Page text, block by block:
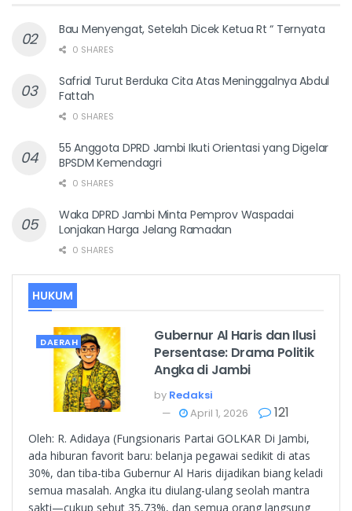
Bau Menyengat, Setelah Dicek Ketua Rt “ Ternyata
0 SHARES
Safrial Turut Berduka Cita Atas Meninggalnya Abdul
Fattah
0 SHARES
55 Anggota DPRD Jambi Ikuti Orientasi yang Digelar
BPSDM Kemendagri
0 SHARES
Waka DPRD Jambi Minta Pemprov Waspadai
Lonjakan Harga Jelang Ramadan
0 SHARES
HUKUM
DAERAH
Gubernur Al Haris dan Ilusi
Persentase: Drama Politik
Angka di Jambi
by Redaksi
April 1, 2026
121
Oleh: R. Adidaya (Fungsionaris Partai GOLKAR Di Jambi,
ada hiburan favorit baru: belanja pegawai sedikit di atas
30%, dan tiba-tiba Gubernur Al Haris dijadikan biang keladi
semua masalah. Angka itu diulang-ulang seolah mantra
sakti—cukup sebut 35,73%, dan semua orang langsung